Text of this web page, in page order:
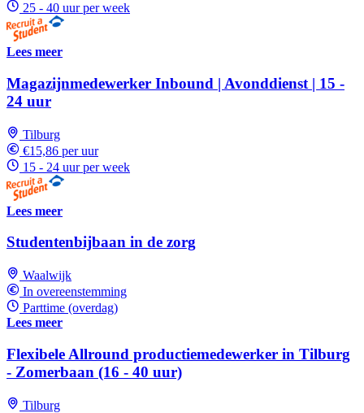
25 - 40 uur per week
Lees meer
Magazijnmedewerker Inbound | Avonddienst | 15 -
24 uur
Tilburg
€15,86 per uur
15 - 24 uur per week
Lees meer
Studentenbijbaan in de zorg
Waalwijk
In overeenstemming
Parttime (overdag)
Lees meer
Flexibele Allround productiemedewerker in Tilburg
- Zomerbaan (16 - 40 uur)
Tilburg